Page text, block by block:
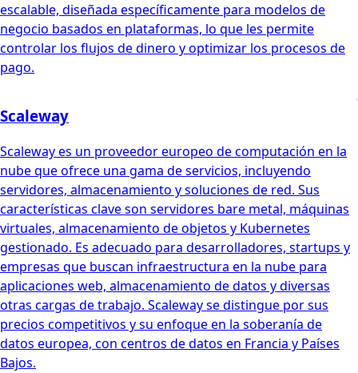
escalable, diseñada específicamente para modelos de
negocio basados en plataformas, lo que les permite
controlar los flujos de dinero y optimizar los procesos de
pago.
Scaleway
Scaleway es un proveedor europeo de computación en la
nube que ofrece una gama de servicios, incluyendo
servidores, almacenamiento y soluciones de red. Sus
características clave son servidores bare metal, máquinas
virtuales, almacenamiento de objetos y Kubernetes
gestionado. Es adecuado para desarrolladores, startups y
empresas que buscan infraestructura en la nube para
aplicaciones web, almacenamiento de datos y diversas
otras cargas de trabajo. Scaleway se distingue por sus
precios competitivos y su enfoque en la soberanía de
datos europea, con centros de datos en Francia y Países
Bajos.